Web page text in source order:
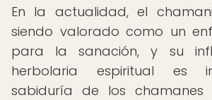
En la actualidad, el
siendo valorado como un
para la sanación, y su
herbolaria espiritual es
sabiduría de los